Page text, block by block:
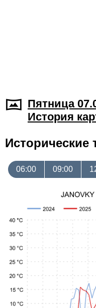
Пятница
История
Исторические
06:00 09:00